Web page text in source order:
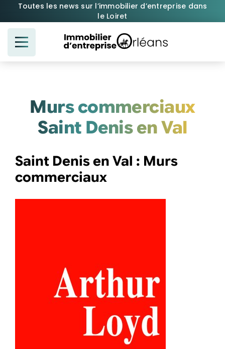
Passer
contenu
Toutes les news sur l’immobilier d’entreprise dans
le Loiret
Murs commerciaux
Saint Denis en Val
Saint Denis en Val : Murs
commerciaux